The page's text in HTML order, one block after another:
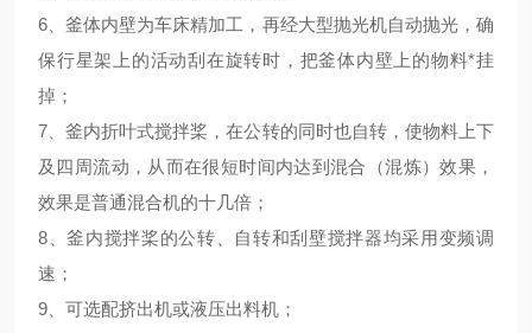
6、釜体内壁为车床精加工，再经大型抛光机自动抛光，确
保行星架上的活动刮在旋转时，把釜体内壁上的物料*挂
掉；
7、釜内折叶式搅拌桨，在公转的同时也自转，使物料上下
及四周流动，从而在很短时间内达到混合（混炼）效果，
效果是普通混合机的十几倍；
8、釜内搅拌桨的公转、自转和刮壁搅拌器均采用变频调
速；
9、可选配挤出机或液压出料机；